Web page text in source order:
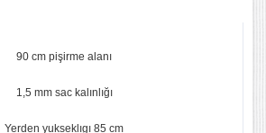
90 cm pişirme alanı
1,5 mm sac kalınlığı
Yerden yukseklıgı 85 cm